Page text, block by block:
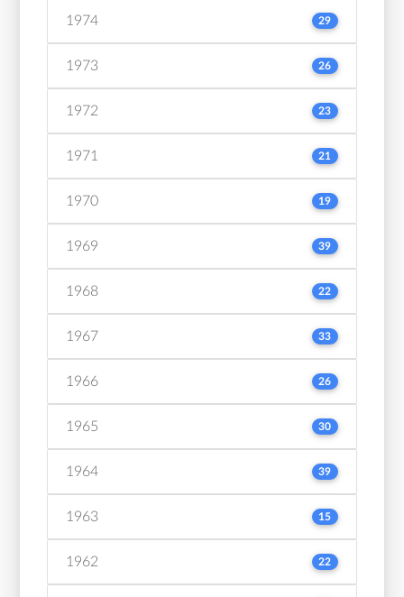
1974 29
1973 26
1972 23
1971 21
1970 19
1969 39
1968 22
1967 33
1966 26
1965 30
1964 39
1963 15
1962 22